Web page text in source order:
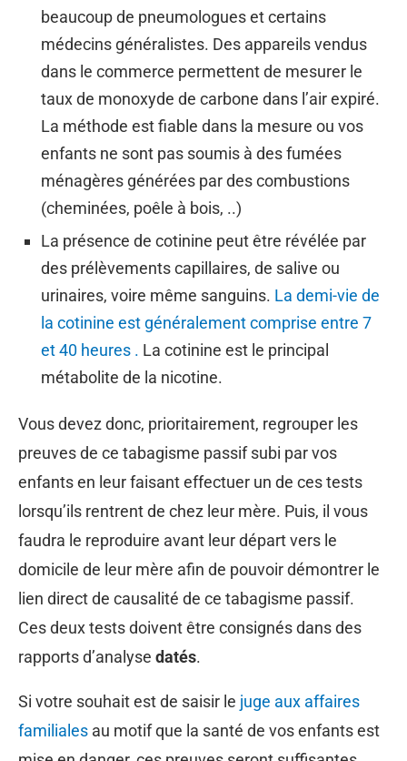
beaucoup de pneumologues et certains
médecins généralistes. Des appareils vendus
dans le commerce permettent de mesurer le
taux de monoxyde de carbone dans l’air expiré.
La méthode est fiable dans la mesure ou vos
enfants ne sont pas soumis à des fumées
ménagères générées par des combustions
(cheminées, poêle à bois, ..)
La présence de cotinine peut être révélée par
des prélèvements capillaires, de salive ou
urinaires, voire même sanguins. La demi-vie de
la cotinine est généralement comprise entre 7
et 40 heures . La cotinine est le principal
métabolite de la nicotine.
Vous devez donc, prioritairement, regrouper les
preuves de ce tabagisme passif subi par vos
enfants en leur faisant effectuer un de ces tests
lorsqu’ils rentrent de chez leur mère. Puis, il vous
faudra le reproduire avant leur départ vers le
domicile de leur mère afin de pouvoir démontrer le
lien direct de causalité de ce tabagisme passif.
Ces deux tests doivent être consignés dans des
rapports d’analyse datés.
Si votre souhait est de saisir le juge aux affaires
familiales au motif que la santé de vos enfants est